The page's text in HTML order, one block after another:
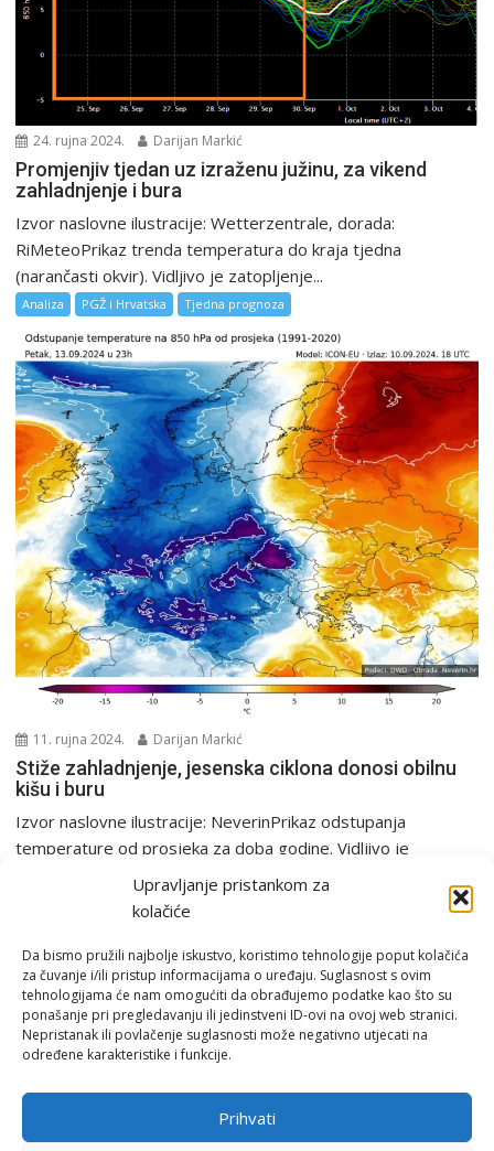
Upravljanje pristankom za
kolačiće
Da bismo pružili najbolje iskustvo, koristimo tehnologije poput kolačića
za čuvanje i/ili pristup informacijama o uređaju. Suglasnost s ovim
tehnologijama će nam omogućiti da obrađujemo podatke kao što su
ponašanje pri pregledavanju ili jedinstveni ID-ovi na ovoj web stranici.
Nepristanak ili povlačenje suglasnosti može negativno utjecati na
određene karakteristike i funkcije.
Prihvati
24. rujna 2024. Darijan Markić
Promjenjiv tjedan uz izraženu južinu, za vikend
zahladnjenje i bura
Izvor naslovne ilustracije: Wetterzentrale, dorada:
RiMeteoPrikaz trenda temperatura do kraja tjedna
(narančasti okvir). Vidljivo je zatopljenje...
Analiza PGŽ i Hrvatska Tjedna prognoza
11. rujna 2024. Darijan Markić
Stiže zahladnjenje, jesenska ciklona donosi obilnu
kišu i buru
Izvor naslovne ilustracije: NeverinPrikaz odstupanja
temperature od prosjeka za doba godine. Vidljivo je
značajno zahladnjenje ispod...
PGŽ i Hrvatska
Email: rimeteoATyahoo.com
Politika privatnosti